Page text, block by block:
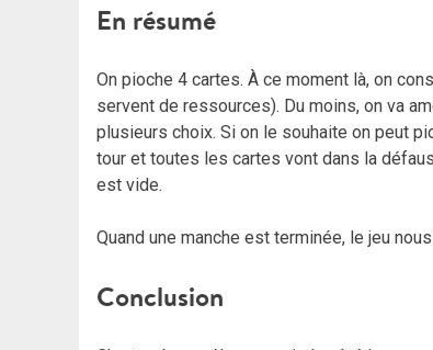
En résumé
On pioche 4 cartes. À ce moment là, on
servent de ressources). Du moins, on va
plusieurs choix. Si on le souhaite on peut
tour et toutes les cartes vont dans la
est vide.
Quand une manche est terminée, le jeu
Conclusion